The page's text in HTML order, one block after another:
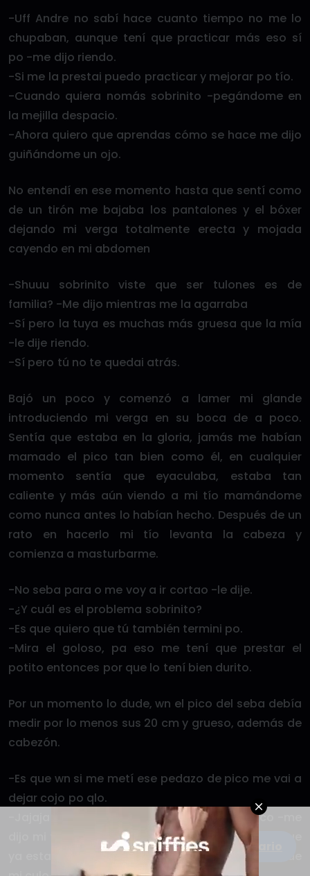
-Uff Andre no sabí hace cuanto tiempo no me lo
chupaban, aunque tení que practicar más eso sí
po -me dijo riendo.
-Si me la prestai puedo practicar y mejorar po tío.
-Cuando quiera nomás sobrinito -pegándome en
la mejilla despacio.
-Ahora quiero que aprendas cómo se hace me dijo
guiñándome un ojo.
No entendí en ese momento hasta que sentí como
de un tirón me bajaba los pantalones y el bóxer
dejando mi verga totalmente erecta y mojada
cayendo en mi abdomen
-Shuuu sobrinito viste que ser tulones es de
familia? -Me dijo mientras me la agarraba
-Sí pero la tuya es muchas más gruesa que la mía
-le dije riendo.
-Sí pero tú no te quedai atrás.
Bajó un poco y comenzó a lamer mi glande
introduciendo mi verga en su boca de a poco.
Sentía que estaba en la gloria, jamás me habían
mamado el pico tan bien como él, en cualquier
momento sentía que eyaculaba, estaba tan
caliente y más aún viendo a mi tío mamándome
como nunca antes lo habían hecho. Después de un
rato en hacerlo mi tío levanta la cabeza y
comienza a masturbarme.
-No seba para o me voy a ir cortao -le dije.
-¿Y cuál es el problema sobrinito?
-Es que quiero que tú también termini po.
-Mira el goloso, pa eso me tení que prestar el
potito entonces por que lo tení bien durito.
Por un momento lo dude, wn el pico del seba debía
medir por lo menos sus 20 cm y grueso, además de
cabezón.
-Es que wn si me metí ese pedazo de pico me vai a
dejar cojo po qlo.
-Jajaja na que ver si vay a cachar que es rico -me
dijo mi tío, bajando otra vez por mis testículos que
ya estaban duros, llegando cada vez más cerca de
Escribe un comentario